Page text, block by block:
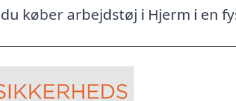
køber arbejdstøj i Hjerm i en